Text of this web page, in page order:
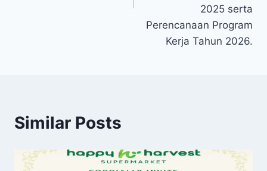
2025 serta
Perencanaan Program
Kerja Tahun 2026.
Similar Posts